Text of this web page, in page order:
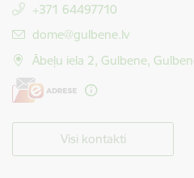
+371 64497710
E-pasts:
dome@gulbene.lv
Ābeļu iela 2, Gulbene,
Visi kontakti